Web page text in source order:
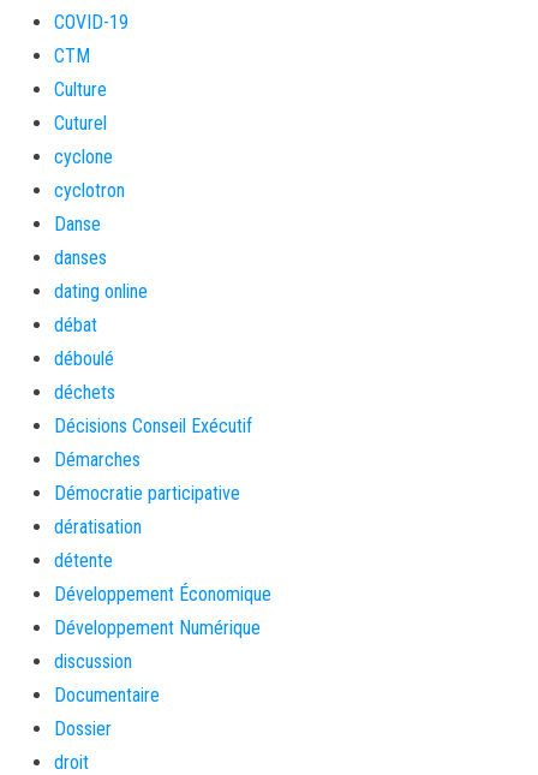
COVID-19
CTM
Culture
Cuturel
cyclone
cyclotron
Danse
danses
dating online
débat
déboulé
déchets
Décisions Conseil Exécutif
Démarches
Démocratie participative
dératisation
détente
Développement Économique
Développement Numérique
discussion
Documentaire
Dossier
droit